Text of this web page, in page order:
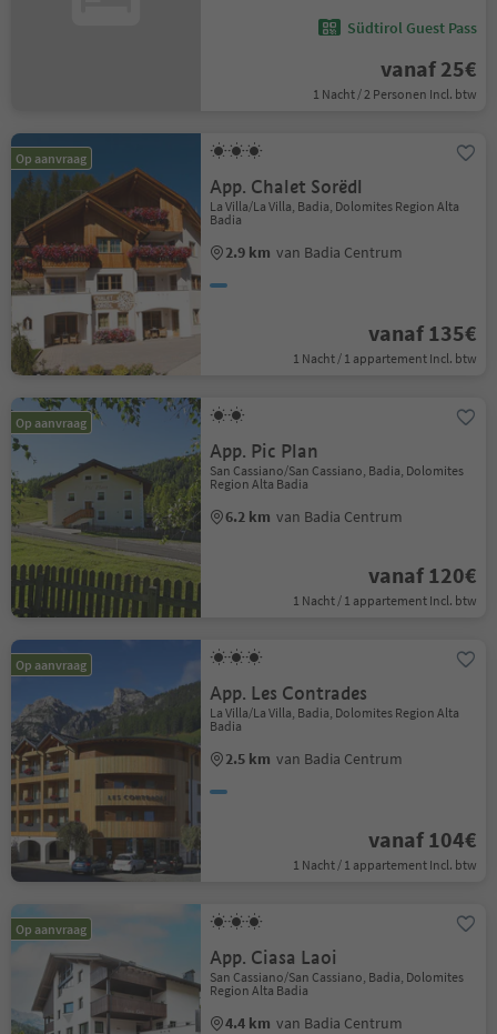
Südtirol Guest Pass
vanaf 25€
1 Nacht / 2 Personen Incl. btw
Op aanvraag
App. Chalet Sorëdl
La Villa/La Villa, Badia, Dolomites Region Alta
Badia
2.9 km van Badia Centrum
vanaf 135€
1 Nacht / 1 appartement Incl. btw
Op aanvraag
App. Pic Plan
San Cassiano/San Cassiano, Badia, Dolomites
Region Alta Badia
6.2 km van Badia Centrum
vanaf 120€
1 Nacht / 1 appartement Incl. btw
Op aanvraag
App. Les Contrades
La Villa/La Villa, Badia, Dolomites Region Alta
Badia
2.5 km van Badia Centrum
vanaf 104€
1 Nacht / 1 appartement Incl. btw
Op aanvraag
App. Ciasa Laoi
San Cassiano/San Cassiano, Badia, Dolomites
Region Alta Badia
4.4 km van Badia Centrum